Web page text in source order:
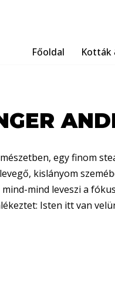
Főoldal Kották
egy finom
kislányom
mind leveszi a
Isten itt van